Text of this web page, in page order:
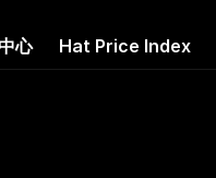
心 Hat Price Index